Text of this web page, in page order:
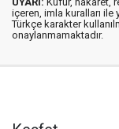
içeren, imla kuralları ile
Türkçe karakter
onaylanmamaktadır.